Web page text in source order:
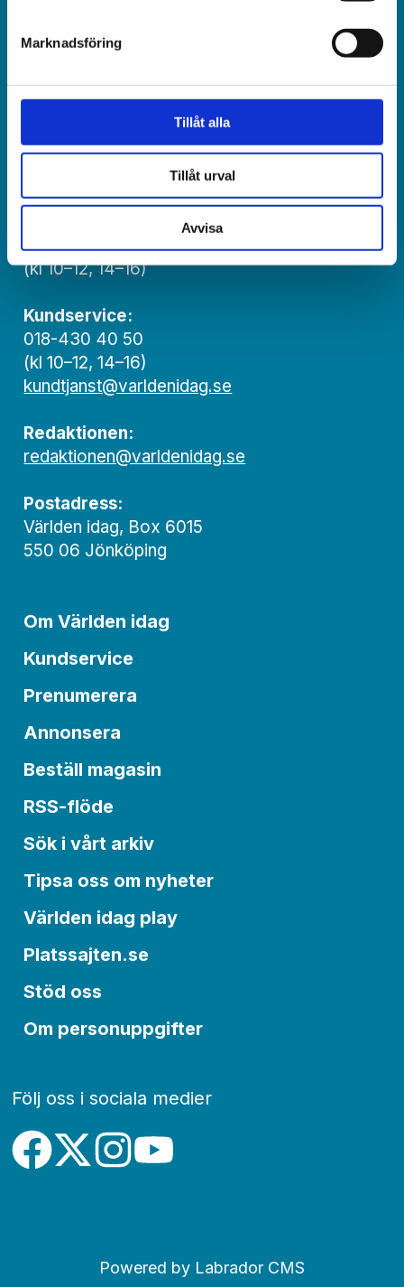
Marknadsföring
Tillåt alla
Tillåt urval
Avvisa
Världen idag är en rikstäckande
och obunden nyhets­­­tidning på kristen grund.
018-430 40 00
(kl 10–12, 14–16)
Kundservice:
018-430 40 50
(kl 10–12, 14–16)
kundtjanst@varldenidag.se
Redaktionen:
redaktionen@varldenidag.se
Postadress:
Världen idag, Box 6015
550 06 Jönköping
Om Världen idag
Kundservice
Prenumerera
Annonsera
Beställ magasin
RSS-flöde
Sök i vårt arkiv
Tipsa oss om nyheter
Världen idag play
Platssajten.se
Stöd oss
Om personuppgifter
Följ oss i sociala medier
Powered by Labrador CMS